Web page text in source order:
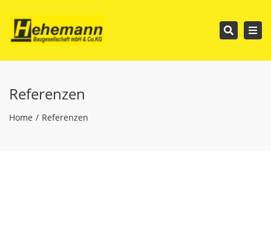
Search
Referenzen
Home Referenzen